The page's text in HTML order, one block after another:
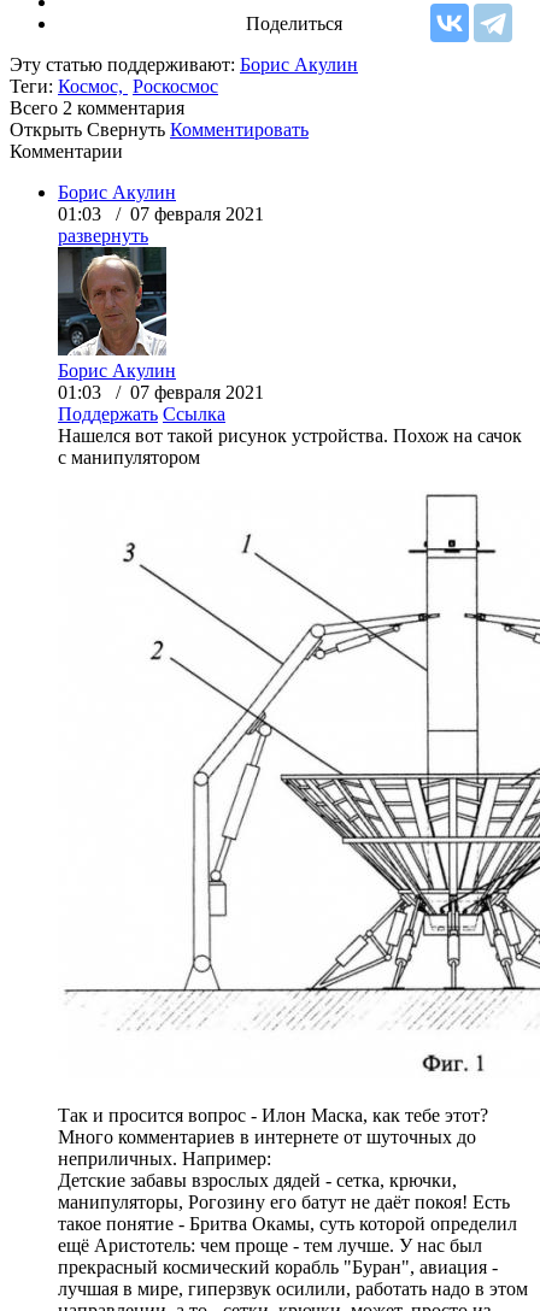
Поделиться
Эту статью поддерживают: Борис Акулин
Теги: Космос, Роскосмос
Всего 2 комментария
Открыть Свернуть Комментировать
Комментарии
Борис Акулин
01:03 / 07 февраля 2021
развернуть
Борис Акулин
01:03 / 07 февраля 2021
Поддержать Ссылка
Нашелся вот такой рисунок устройства. Похож на сачок
с манипулятором
Так и просится вопрос - Илон Маска, как тебе этот?
Много комментариев в интернете от шуточных до
неприличных. Например:
Детские забавы взрослых дядей - сетка, крючки,
манипуляторы, Рогозину его батут не даёт покоя! Есть
такое понятие - Бритва Окамы, суть которой определил
ещё Аристотель: чем проще - тем лучше. У нас был
прекрасный космический корабль "Буран", авиация -
лучшая в мире, гиперзвук осилили, работать надо в этом